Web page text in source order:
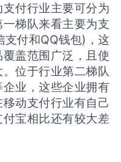
付行业主要可分为
梯队来看主要为支
支付和QQ钱包)，这
盖范围广泛，且使
位于行业第二梯队
业，这些企业拥有
动支付行业有自己
宝相比还有较大差